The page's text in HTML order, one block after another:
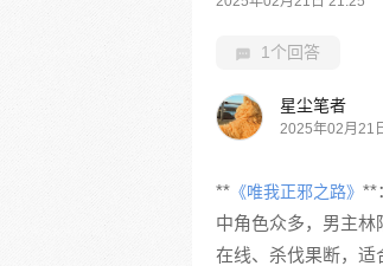
1个回答
星尘笔者
2025年02月21
** 《唯我正邪之路》 **
中角色众多，男主
在线、杀伐果断，适